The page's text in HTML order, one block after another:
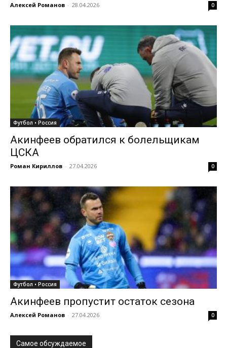
Алексей Романов - 28.04.2026 0
Футбол • Россия
Акинфеев обратился к болельщикам
ЦСКА
Роман Кириллов - 27.04.2026 0
Футбол • Россия
Акинфеев пропустит остаток сезона
Алексей Романов - 27.04.2026 0
Самое обсуждаемое